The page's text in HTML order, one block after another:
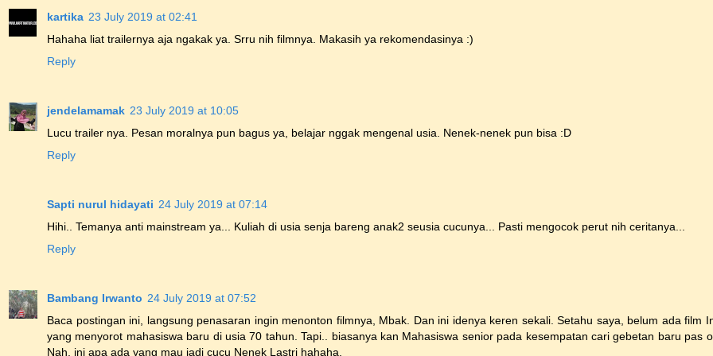
kartika 23 July 2019 at 02:41
Hahaha liat trailernya aja ngakak ya. Srru nih filmnya. Makasih ya rekomendasinya :)
Reply
jendelamamak 23 July 2019 at 10:05
Lucu trailer nya. Pesan moralnya pun bagus ya, belajar nggak mengenal usia. Nenek-nenek pun bisa :D
Reply
Sapti nurul hidayati 24 July 2019 at 07:14
Hihi.. Temanya anti mainstream ya... Kuliah di usia senja bareng anak2 seusia cucunya... Pasti mengocok perut nih ceritanya...
Reply
Bambang Irwanto 24 July 2019 at 07:52
Baca postingan ini, langsung penasaran ingin menonton filmnya, Mbak. Dan ini idenya keren sekali. Setahu saya, belum ada film
yang menyorot mahasiswa baru di usia 70 tahun. Tapi.. biasanya kan Mahasiswa senior pada kesempatan cari gebetan baru pas
Nah, ini apa ada yang mau jadi cucu Nenek Lastri hahaha.